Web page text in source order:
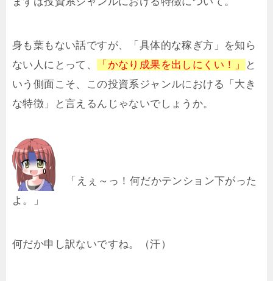
身も葉もない話ですが、「具体的な稼ぎ方」を知ら
ない人にとって、
「かなり成果を出しにくい！」
と
いう側面こそ、この投資系ジャンルにおける「大き
な特徴」と言えるんじゃないでしょうか。
「えぇ～っ！何だかテンション下がった
よ。」
何だか申し訳ないですね。（汗）